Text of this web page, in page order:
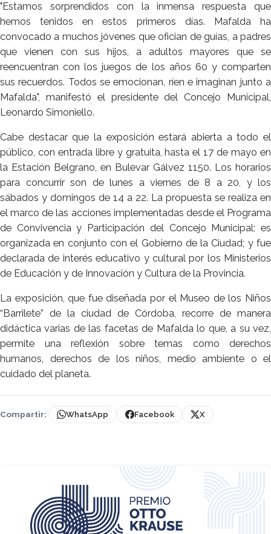
"Estamos sorprendidos con la inmensa respuesta que
hemos tenidos en estos primeros días. Mafalda ha
convocado a muchos jóvenes que ofician de guías, a padres
que vienen con sus hijos, a adultos mayores que se
reencuentran con los juegos de los años 60 y comparten
sus recuerdos. Todos se emocionan, ríen e imaginan junto a
Mafalda", manifestó el presidente del Concejo Municipal,
Leonardo Simoniello.
Cabe destacar que la exposición estará abierta a todo el
público, con entrada libre y gratuita, hasta el 17 de mayo en
la Estación Belgrano, en Bulevar Gálvez 1150. Los horarios
para concurrir son de lunes a viernes de 8 a 20, y los
sábados y domingos de 14 a 22. La propuesta se realiza en
el marco de las acciones implementadas desde el Programa
de Convivencia y Participación del Concejo Municipal; es
organizada en conjunto con el Gobierno de la Ciudad; y fue
declarada de interés educativo y cultural por los Ministerios
de Educación y de Innovación y Cultura de la Provincia.
La exposición, que fue diseñada por el Museo de los Niños
“Barrilete” de la ciudad de Córdoba, recorre de manera
didáctica varias de las facetas de Mafalda lo que, a su vez,
permite una reflexión sobre temas como derechos
humanos, derechos de los niños, medio ambiente o el
cuidado del planeta.
Compartir: WhatsApp Facebook X